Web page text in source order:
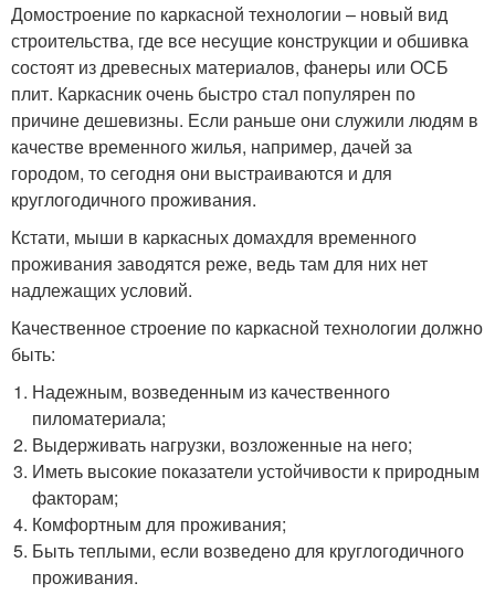
Домостроение по каркасной технологии – новый вид
строительства, где все несущие конструкции и обшивка
состоят из древесных материалов, фанеры или ОСБ
плит. Каркасник очень быстро стал популярен по
причине дешевизны. Если раньше они служили людям в
качестве временного жилья, например, дачей за
городом, то сегодня они выстраиваются и для
круглогодичного проживания.
Кстати, мыши в каркасных домахдля временного
проживания заводятся реже, ведь там для них нет
надлежащих условий.
Качественное строение по каркасной технологии должно
быть:
Надежным, возведенным из качественного
пиломатериала;
Выдерживать нагрузки, возложенные на него;
Иметь высокие показатели устойчивости к природным
факторам;
Комфортным для проживания;
Быть теплыми, если возведено для круглогодичного
проживания.